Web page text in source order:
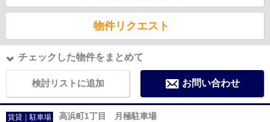
物件リクエスト
チェックした物件をまとめて
検討リストに追加 お問い合わせ
賃貸｜駐車場 高浜町1丁目 月極駐車場